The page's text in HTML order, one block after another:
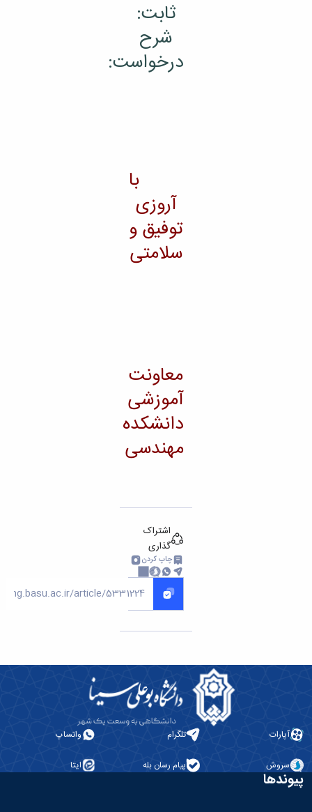
ثابت:
درخواست:
آروزی
توفیق و
سلامتی
معاونت
آموزشی
دانشکده
مهندسی
اشتراک
گذاری
چاپ کردن
واتساپ
پیام رسان بله